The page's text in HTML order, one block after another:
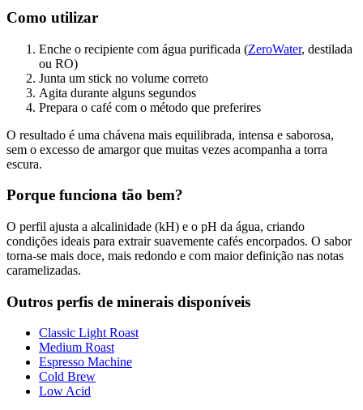
Como utilizar
Enche o recipiente com água purificada (ZeroWater, destilada
ou RO)
Junta um stick no volume correto
Agita durante alguns segundos
Prepara o café com o método que preferires
O resultado é uma chávena mais equilibrada, intensa e saborosa,
sem o excesso de amargor que muitas vezes acompanha a torra
escura.
Porque funciona tão bem?
O perfil ajusta a alcalinidade (kH) e o pH da água, criando
condições ideais para extrair suavemente cafés encorpados. O sabor
torna-se mais doce, mais redondo e com maior definição nas notas
caramelizadas.
Outros perfis de minerais disponíveis
Classic Light Roast
Medium Roast
Espresso Machine
Cold Brew
Low Acid